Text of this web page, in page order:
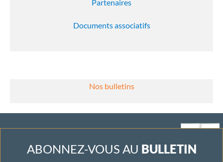
Partenaires
Documents associatifs
Nos bulletins
ABONNEZ-VOUS AU BULLETIN